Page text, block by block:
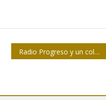
Radio Progreso y un coloquio por los 90 años